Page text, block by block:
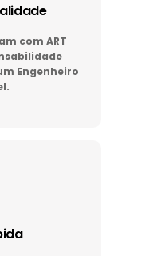
com ART
Engenheiro